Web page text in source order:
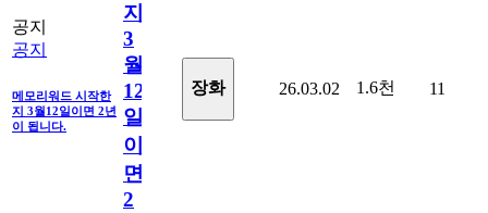
공지
공지
메모리워드 시작한
지 3월12일이면 2년
이 됩니다.
지
3
월
12
일
이
면
2
장화 26.03.02 1.6천 11